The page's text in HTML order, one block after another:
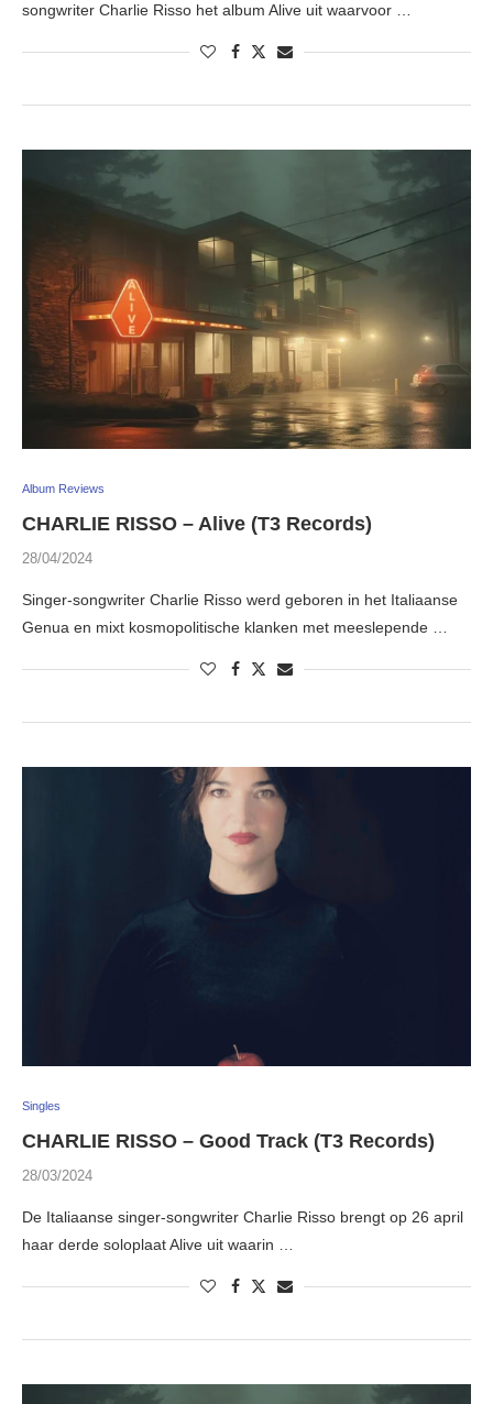
songwriter Charlie Risso het album Alive uit waarvoor …
Album Reviews
CHARLIE RISSO – Alive (T3 Records)
28/04/2024
Singer-songwriter Charlie Risso werd geboren in het Italiaanse
Genua en mixt kosmopolitische klanken met meeslepende …
Singles
CHARLIE RISSO – Good Track (T3 Records)
28/03/2024
De Italiaanse singer-songwriter Charlie Risso brengt op 26 april
haar derde soloplaat Alive uit waarin …